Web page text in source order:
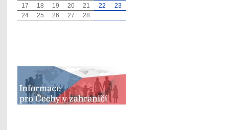
17
18 19 20 21 22
23
24
25 26 27 28